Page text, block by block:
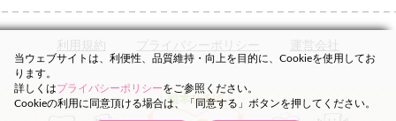
利用規約 プライバシーポリシー 運営会社
当ウェブサイトは、利便性、品質維持・向上を目的に、Cookieを使用してお
ります。
詳しくはプライバシーポリシーをご参照ください。
Cookieの利用に同意頂ける場合は、「同意する」ボタンを押してください。